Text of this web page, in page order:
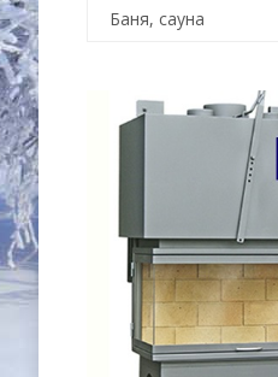
Баня, сауна